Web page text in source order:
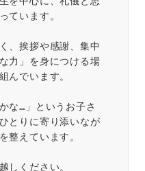
ています。
、挨拶や感謝、集中
力」を身につける場
んでいます。
な…」というお子さ
とりに寄り添いなが
整えています。
しください。